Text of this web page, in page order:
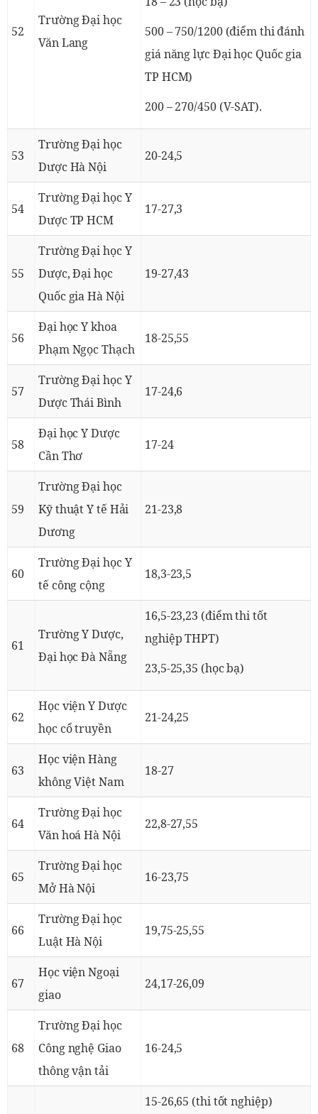
52
Trường Đại học
Văn Lang
500 – 750/1200 (điểm thi đánh
giá năng lực Đại học Quốc gia
TP HCM)
200 – 270/450 (V-SAT).
53
Trường Đại học
Dược Hà Nội
20-24,5
54
Trường Đại học Y
Dược TP HCM
17-27,3
55
Trường Đại học Y
Dược, Đại học
Quốc gia Hà Nội
19-27,43
56
Đại học Y khoa
Phạm Ngọc Thạch
18-25,55
57
Trường Đại học Y
Dược Thái Bình
17-24,6
58
Đại học Y Dược
Cần Thơ
17-24
59
Trường Đại học
Kỹ thuật Y tế Hải
Dương
21-23,8
60
Trường Đại học Y
tế công cộng
18,3-23,5
61
Trường Y Dược,
Đại học Đà Nẵng
16,5-23,23 (điểm thi tốt
nghiệp THPT)
23,5-25,35 (học bạ)
62
Học viện Y Dược
học cổ truyền
21-24,25
63
Học viện Hàng
không Việt Nam
18-27
64
Trường Đại học
Văn hoá Hà Nội
22,8-27,55
65
Trường Đại học
Mở Hà Nội
16-23,75
66
Trường Đại học
Luật Hà Nội
19,75-25,55
67
Học viện Ngoại
giao
24,17-26,09
68
Trường Đại học
Công nghệ Giao
thông vận tải
16-24,5
15-26,65 (thi tốt nghiệp)